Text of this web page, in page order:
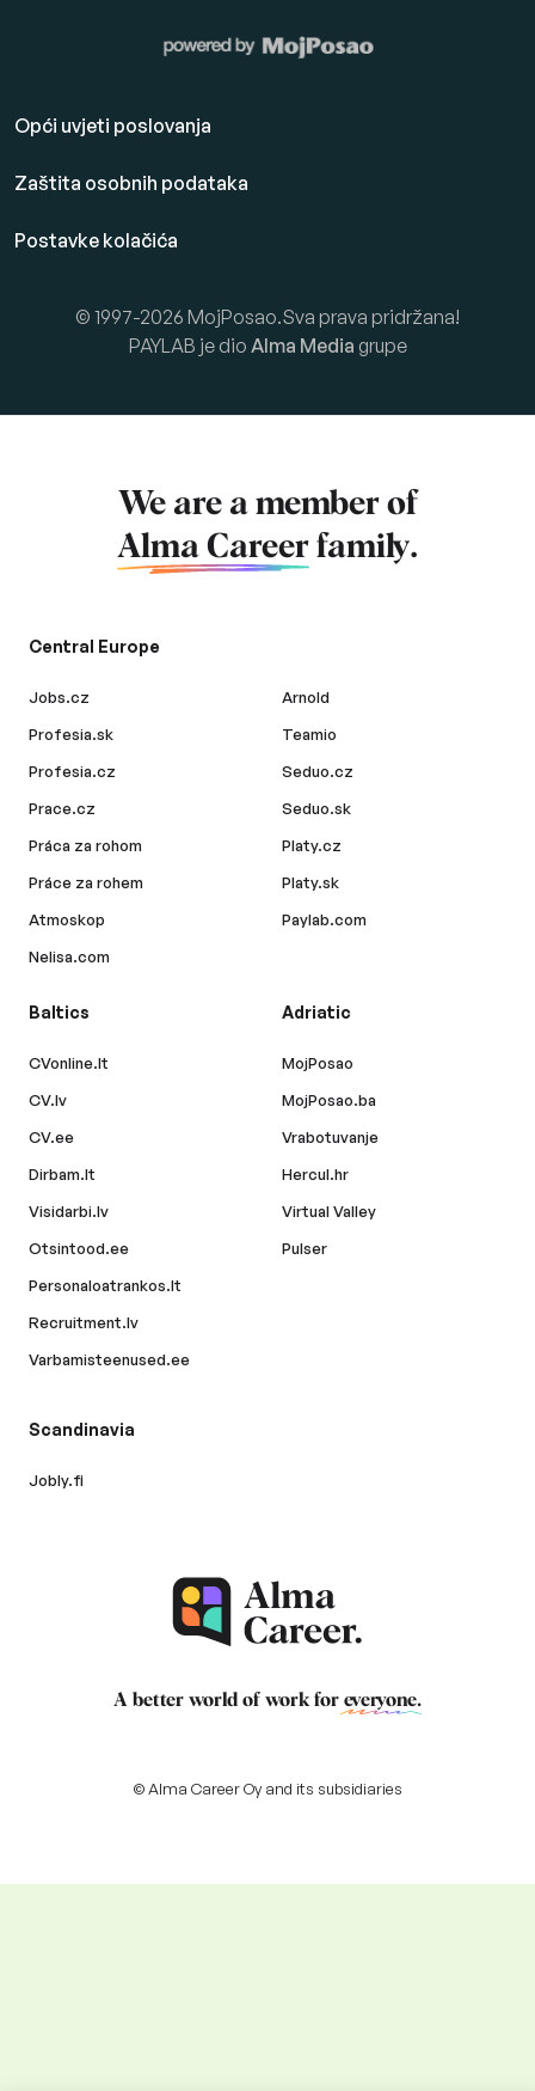
Opći uvjeti poslovanja
Zaštita osobnih podataka
Postavke kolačića
© 1997-2026 MojPosao.Sva prava pridržana!
PAYLAB je dio Alma Media grupe
We are a member of
Alma Career family.
Central Europe
Jobs.cz
Profesia.sk
Profesia.cz
Prace.cz
Práca za rohom
Práce za rohem
Atmoskop
Nelisa.com
Arnold
Teamio
Seduo.cz
Seduo.sk
Platy.cz
Platy.sk
Paylab.com
Baltics
CVonline.lt
CV.lv
CV.ee
Dirbam.lt
Visidarbi.lv
Otsintood.ee
Personaloatrankos.lt
Recruitment.lv
Varbamisteenused.ee
Adriatic
MojPosao
MojPosao.ba
Vrabotuvanje
Hercul.hr
Virtual Valley
Pulser
Scandinavia
Jobly.fi
A better world of work for everyone.
© Alma Career Oy and its subsidiaries